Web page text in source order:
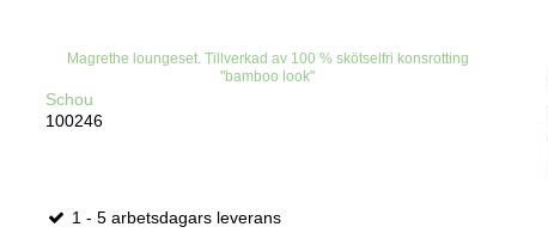
Magrethe loungeset. Tillverkad av 100 % skötselfri konsrotting
"bamboo look"
Schou
100246
1 - 5 arbetsdagars leverans